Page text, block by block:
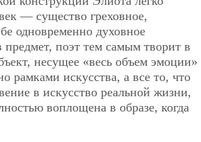
— существо греховное,
одновременно духовное
поэт тем самым творит в
несущее «весь объем эмоции»
рамками искусства, а все то, что
в искусство реальной жизни,
воплощена в образе, когда